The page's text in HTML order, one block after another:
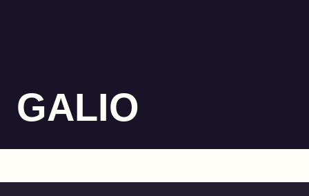
GALIO